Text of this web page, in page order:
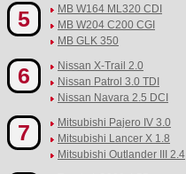
5
MB W164 ML320 CDI
MB W204 C200 CGI
MB GLK 350
6
Nissan X-Trail 2.0
Nissan Patrol 3.0 TDI
Nissan Navara 2.5 DCI
7
Mitsubishi Pajero IV 3.0
Mitsubishi Lancer X 1.8
Mitsubishi Outlander III 2.4